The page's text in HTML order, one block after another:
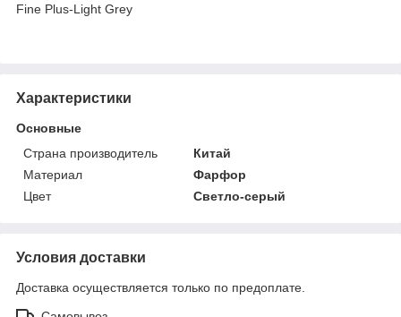
Fine Plus-Light Grey
Характеристики
Основные
Страна производитель
Китай
Материал
Фарфор
Цвет
Светло-серый
Условия доставки
Доставка осуществляется только по предоплате.